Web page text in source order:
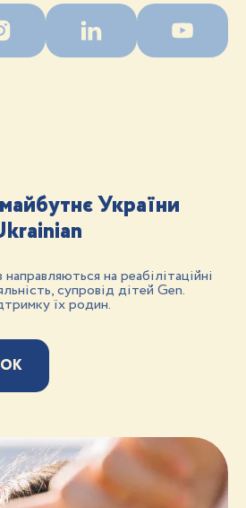
України
на реабілітаційні
супровід дітей Gen.
їх родин.